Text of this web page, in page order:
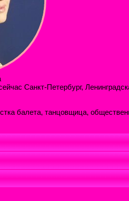
Санкт-Петербург,
балета, танцовщица,